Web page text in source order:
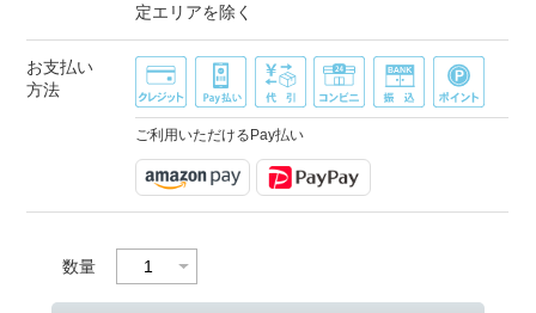
定エリアを除く
お支払い
方法
ご利用いただけるPay払い
数量